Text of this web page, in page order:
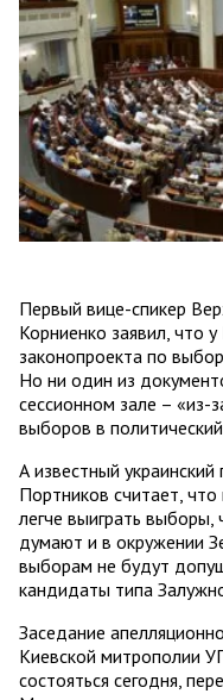
Первый вице-спикер
Корниенко заявил, что
законопроекта по
Но ни один из
сессионном зале – «из-
выборов в
А известный
Портников считает,
легче выиграть выборы,
думают и в окружении
выборам не будут
кандидаты типа
Заседание
Киевской митрополии
состояться сегодня,